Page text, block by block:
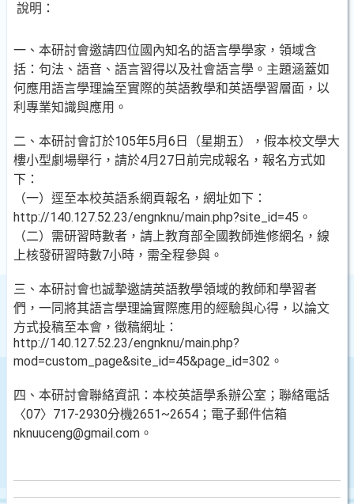
說明：
一、本研討會邀請四位國內知名的語言學學家，領域含
括：句法、語音、語言習得以及社會語言學。主題涵蓋如
何應用語言學理論至實際的英語教學和英語學習層面，以
利專業知識與應用。
二、本研討會訂於105年5月6日（星期五），假本校文學大
樓小型劇場舉行，請於4月27日前完成報名，報名方式如
下：
（一）逕至本校英語系網頁報名，網址如下：
http://140.127.52.23/engnknu/main.php?site_id=45。
（二）需研習時數者，請上教育部全國教師進修網名，線
上核發研習時數7小時，需全程參與。
三、本研討會也誠摯邀請英語教學領域的教師和學習者
們，一同將其語言學理論實際應用的經驗與心得，以論文
方式投稿至本會，徵稿網址：
http://140.127.52.23/engnknu/main.php?
mod=custom_page&site_id=45&page_id=302。
四、本研討會聯絡資訊：本校英語學系辦公室；聯絡電話
〈07〉717-2930分機2651~2654；電子郵件信箱
nknuuceng@gmail.com。